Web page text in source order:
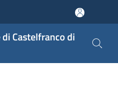
Castelfranco di